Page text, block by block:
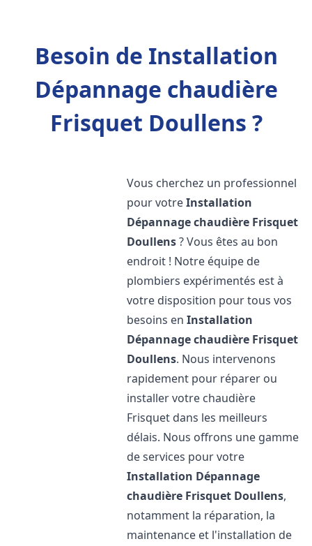
Besoin de Installation
Dépannage chaudière
Frisquet Doullens ?
Vous cherchez un professionnel
pour votreInstallation
Dépannage chaudière Frisquet
Doullens? Vous êtes au bon
endroit ! Notre équipe de
plombiers expérimentés est à
votre disposition pour tous vos
besoins enInstallation
Dépannage chaudière Frisquet
Doullens. Nous intervenons
rapidement pour réparer ou
installer votre chaudière
Frisquet dans les meilleurs
délais. Nous offrons une gamme
de services pour votre
Installation Dépannage
chaudière Frisquet Doullens,
notamment la réparation, la
maintenance et l'installation de